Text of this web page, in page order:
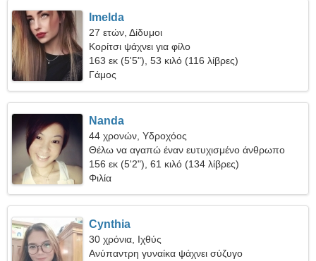
Imelda
27 ετών, Δίδυμοι
Κορίτσι ψάχνει για φίλο
163 εκ (5'5"), 53 κιλό (116 λίβρες)
Γάμος
Nanda
44 χρονών, Υδροχόος
Θέλω να αγαπώ έναν ευτυχισμένο άνθρωπο
156 εκ (5'2"), 61 κιλό (134 λίβρες)
Φιλία
Cynthia
30 χρόνια, Ιχθύς
Ανύπαντρη γυναίκα ψάχνει σύζυγο